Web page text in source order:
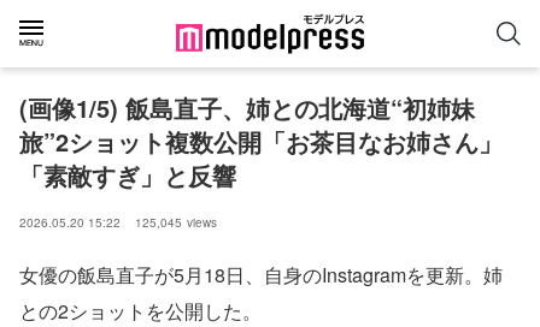
(画像1/5) 飯島直子、姉との北海道“初姉妹
旅”2ショット複数公開「お茶目なお姉さん」
「素敵すぎ」と反響
2026.05.20 15:22 125,045 views
女優の飯島直子が5月18日、自身のInstagramを更新。姉
との2ショットを公開した。